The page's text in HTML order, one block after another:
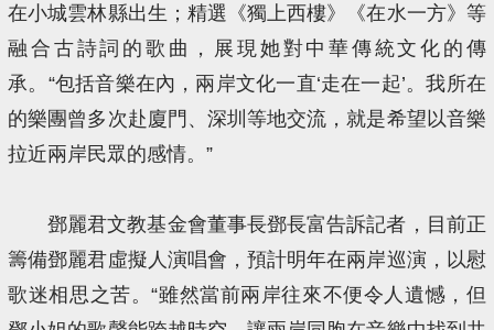
在小城雲林縣出生；精選《獨上西樓》《在水一方》等
融合古詩詞的歌曲，展現她對中華傳統文化的傳
承。“包括音樂在內，兩岸文化一直‘走在一起’。我所在
的樂團曾多次赴廈門、深圳等地交流，就是希望以音樂
拉近兩岸民眾的感情。”
鄧麗君文教基金會董事長鄧長富告訴記者，目前正
籌備鄧麗君虛擬人演唱會，預計明年在兩岸巡演，以慰
歌迷相思之苦。“雖然當前兩岸往來不便令人遺憾，但